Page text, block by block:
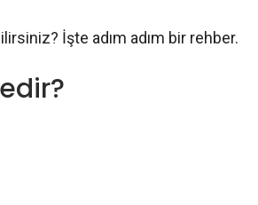
İşte adım adım bir rehber.